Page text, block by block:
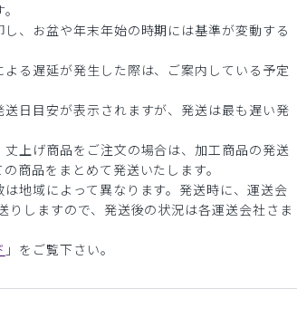
、お盆や年末年始の時期には基準が変動する
る遅延が発生した際は、ご案内している予定
日目安が表示されますが、発送は最も遅い発
上げ商品をご注文の場合は、加工商品の発送
商品をまとめて発送いたします。
地域によって異なります。発送時に、運送会
しますので、発送後の状況は各運送会社さま
」をご覧下さい。